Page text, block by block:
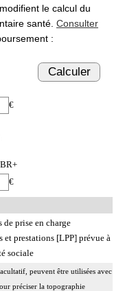
le calcul du
santé. Consulter
:
Calculer
€
€
prise en charge
prestations [LPP] prévue à
sociale
peuvent être utilisées avec
préciser la topographie